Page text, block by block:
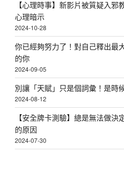
【心理時事】新影片被質疑入
心理暗示
2024-10-28
你已經夠努力了！對自己釋出最
的你
2024-09-05
別讓「天賦」只是個詞彙！是時
2024-08-12
【安全牌卡測驗】總是無法做
的原因
2024-07-30